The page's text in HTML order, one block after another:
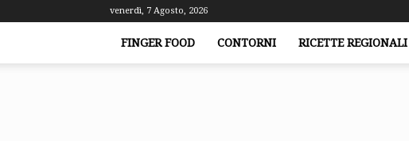
venerdì, 7 Agosto, 2026
FINGER FOOD CONTORNI RICETTE REGIONALI